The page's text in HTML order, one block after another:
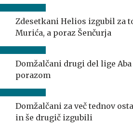
Zdesetkani Helios izgubil za
Murića, a poraz Šenčurja
Domžalčani drugi del lige Aba
porazom
Domžalčani za več tednov
in še drugič izgubili